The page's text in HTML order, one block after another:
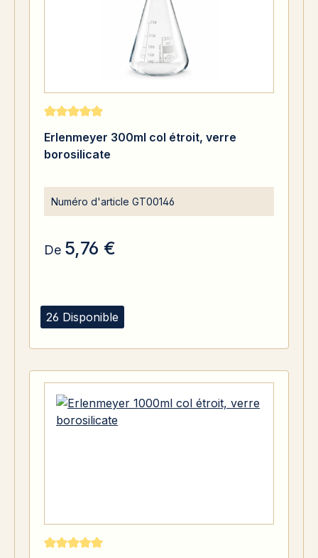
26 Disponible
Note moyenne de 5 sur 5 étoiles
Erlenmeyer 300ml col étroit, verre
borosilicate
Numéro d'article GT00146
De 5,76 €